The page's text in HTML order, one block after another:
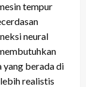
tempur
neural
yang berada di
realistis